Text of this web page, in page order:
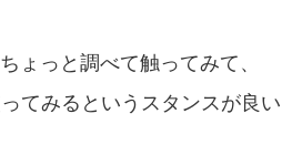
ょっと調べて触ってみて、
てみるというスタンスが良い